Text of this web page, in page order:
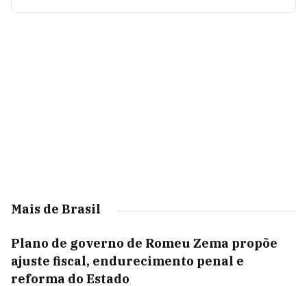
Mais de Brasil
Plano de governo de Romeu Zema propõe
ajuste fiscal, endurecimento penal e
reforma do Estado